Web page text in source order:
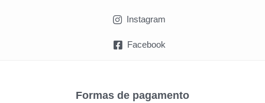
Instagram
Facebook
Formas de pagamento